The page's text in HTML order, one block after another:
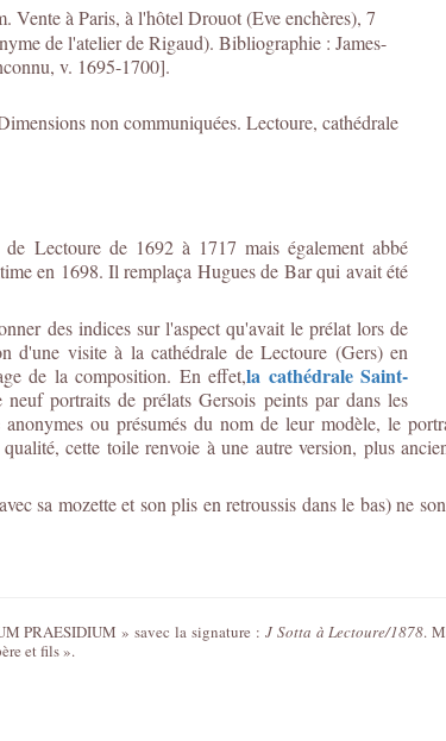
à Paris, à l'hôtel Drouot (Eve enchères), 7
de l'atelier de Rigaud). Bibliographie : James-
v. 1695-1700].
non communiquées. Lectoure, cathédrale
Lectoure de 1692 à 1717 mais également abbé
en 1698. Il remplaça Hugues de Bar qui avait été
des indices sur l'aspect qu'avait le prélat lors de
d'une visite à la cathédrale de Lectoure (Gers) en
de la composition. En effet,la cathédrale Saint-
neuf portraits de prélats Gersois peints par dans les
ou présumés du nom de leur modèle, le
cette toile renvoie à une autre version, plus
sa mozette et son plis en retroussis dans le bas) ne
PRAESIDIUM » savec la signature : J Sotta à Lectoure/1878.
et fils ».